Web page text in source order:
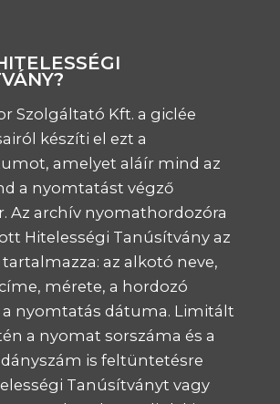
Szolgáltató Kft. a giclée
készíti el ezt a
amelyet aláír mind az
a nyomtatást végző
Az archív nyomathordozóra
Hitelességi Tanúsítvány az
az alkotó neve,
mérete, a hordozó
a nyomtatás dátuma. Limitált
a nyomat sorszáma és a
is feltüntetésre
Tanúsítványt vagy